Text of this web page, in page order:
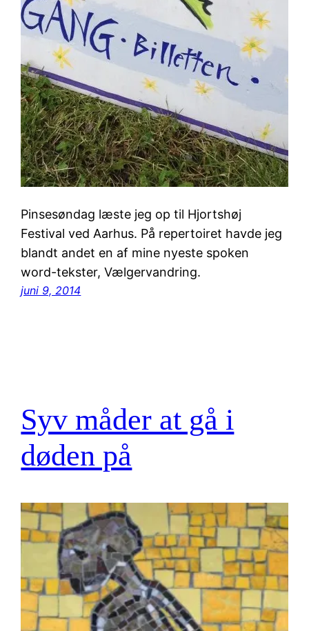
Pinsesøndag læste jeg op til Hjortshøj
Festival ved Aarhus. På repertoiret havde jeg
blandt andet en af mine nyeste spoken
word-tekster, Vælgervandring.
juni 9, 2014
Syv måder at gå i
døden på